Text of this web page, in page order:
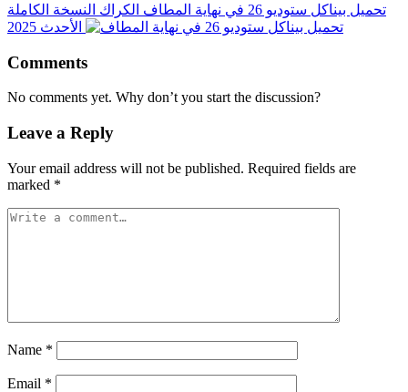
تحميل بيناكل ستوديو 26 في نهاية المطاف الكراك النسخة الكاملة
الأحدث 2025
Comments
No comments yet. Why don’t you start the discussion?
Leave a Reply
Your email address will not be published. Required fields are
marked *
Name *
Email *